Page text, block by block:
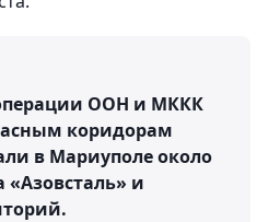
ООН и МККК
коридорам
в Мариуполе около
«Азовсталь» и